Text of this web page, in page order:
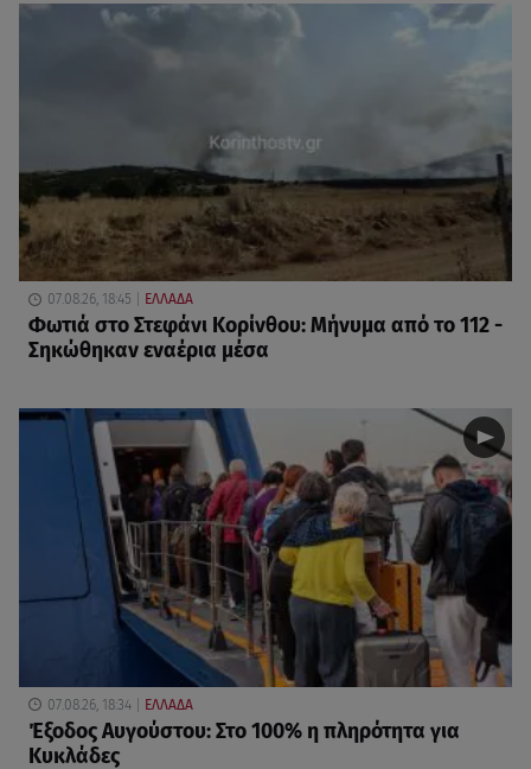
07.08.26, 18:45 ΕΛΛΑΔΑ
Φωτιά στο Στεφάνι Κορίνθου: Μήνυμα από το 112 -
Σηκώθηκαν εναέρια μέσα
07.08.26, 18:34 ΕΛΛΑΔΑ
Έξοδος Αυγούστου: Στο 100% η πληρότητα για
Κυκλάδες